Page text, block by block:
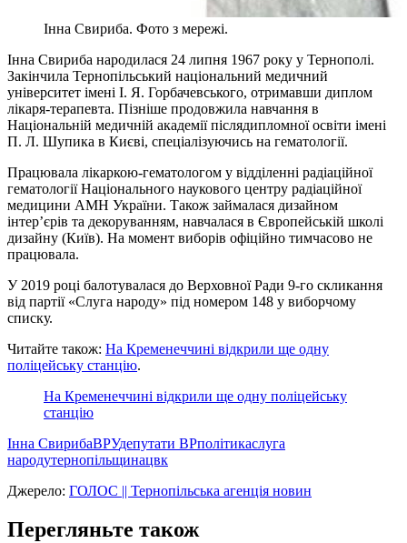
Інна Свириба. Фото з мережі.
Інна Свириба народилася 24 липня 1967 року у Тернополі.
Закінчила Тернопільський національний медичний
університет імені І. Я. Горбачевського, отримавши диплом
лікаря-терапевта. Пізніше продовжила навчання в
Національній медичній академії післядипломної освіти імені
П. Л. Шупика в Києві, спеціалізуючись на гематології.
Працювала лікаркою-гематологом у відділенні радіаційної
гематології Національного наукового центру радіаційної
медицини АМН України. Також займалася дизайном
інтер’єрів та декоруванням, навчалася в Європейській школі
дизайну (Київ). На момент виборів офіційно тимчасово не
працювала.
У 2019 році балотувалася до Верховної Ради 9-го скликання
від партії «Слуга народу» під номером 148 у виборчому
списку.
Читайте також: На Кременеччині відкрили ще одну
поліцейську станцію.
На Кременеччині відкрили ще одну поліцейську
станцію
Інна СвирибаВРУдепутати ВРполітикаслуга
народутернопільщинацвк
Джерело: ГОЛОС || Тернопільська агенція новин
Перегляньте також